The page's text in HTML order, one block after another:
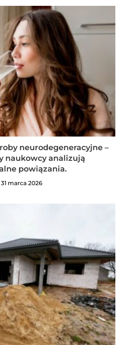
neurodegeneracyjne –
naukowcy analizują
powiązania.
31 marca 2026